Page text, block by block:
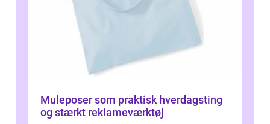
Muleposer som praktisk hverdagsting
og stærkt reklameværktøj